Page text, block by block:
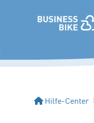
Hilfe-Center